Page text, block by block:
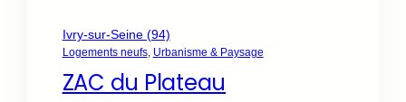
Ivry-sur-Seine (94)
Logements neufs, Urbanisme & Paysage
ZAC du Plateau